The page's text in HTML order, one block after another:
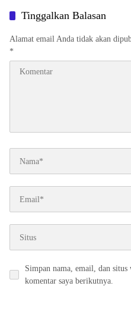
Wilayah Hukumnya
Tinggalkan Balasan
Alamat email Anda tidak akan
*
Simpan nama, email, dan
komentar saya berikutnya.